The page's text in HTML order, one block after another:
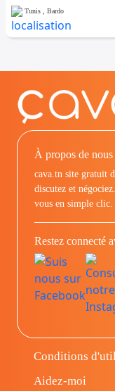
Tunis , Bardo
À propos de nous
cava.tn site gratuit
discutez et
vous en simple clic.
Restez connecté
Conditions
Aidez-moi